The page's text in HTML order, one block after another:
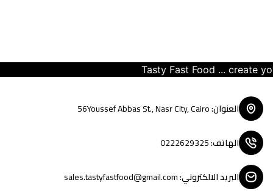
Tasty Fast Food ... create your
العنوان:
56Youssef Abbas St., Nasr City, Cairo
الهاتف:
0222629325
البريد الالكتروني:
sales.tastyfastfood@gmail.com